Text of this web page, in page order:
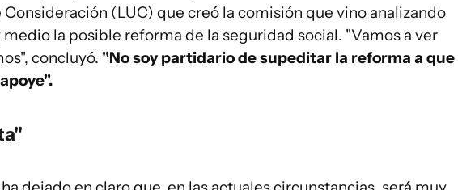
(LUC) que creó la comisión que vino analizando
la posible reforma de la seguridad social. "Vamos a ver
concluyó. "No soy partidario de supeditar la reforma a que